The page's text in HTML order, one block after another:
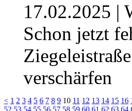
17.02.2025 |
Schon jetzt
verschärfen
< 1 2 3 4 5 6 7 8 9 10 11 12 13 14 15 16
52 53 54 55 56 57 58 59 60 61 62 63 64